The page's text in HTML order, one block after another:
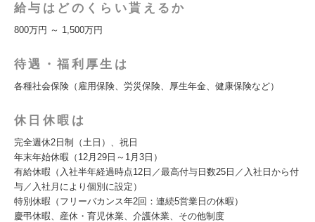
給与はどのくらい貰えるか
800万円 ～ 1,500万円
待遇・福利厚生は
各種社会保険（雇用保険、労災保険、厚生年金、健康保険など）
休日休暇は
完全週休2日制（土日）、祝日
年末年始休暇（12月29日～1月3日）
有給休暇（入社半年経過時点12日／最高付与日数25日／入社日から付
与／入社月により個別に設定）
特別休暇（フリーバカンス年2回：連続5営業日の休暇）
慶弔休暇、産休・育児休業、介護休業、その他制度